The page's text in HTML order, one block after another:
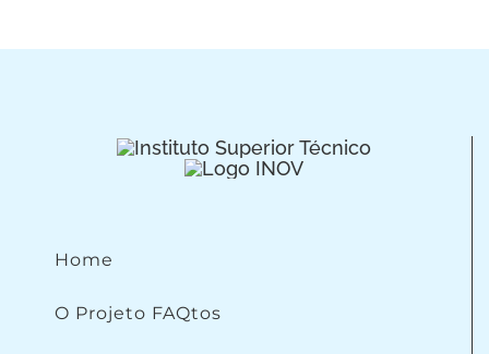
Home
O Projeto FAQtos